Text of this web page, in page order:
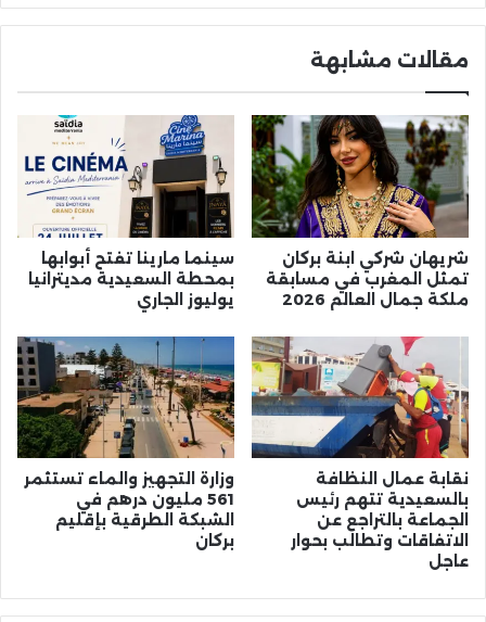
مقالات مشابهة
شريهان شركي ابنة بركان
تمثل المغرب في مسابقة
ملكة جمال العالم 2026
سينما مارينا تفتح أبوابها
بمحطة السعيدية مديترانيا
يوليوز الجاري
نقابة عمال النظافة
بالسعيدية تتهم رئيس
الجماعة بالتراجع عن
الاتفاقات وتطالب بحوار
عاجل
وزارة التجهيز والماء تستثمر
561 مليون درهم في
الشبكة الطرقية بإقليم
بركان